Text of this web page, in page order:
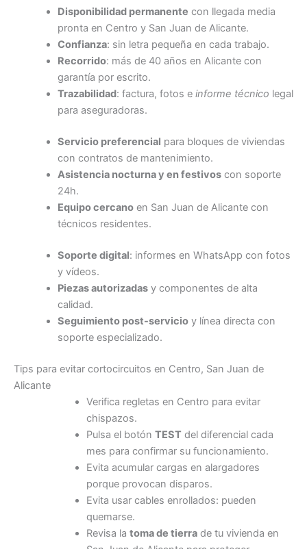
Disponibilidad permanente con llegada media
pronta en Centro y San Juan de Alicante.
Confianza: sin letra pequeña en cada trabajo.
Recorrido: más de 40 años en Alicante con
garantía por escrito.
Trazabilidad: factura, fotos e informe técnico legal
para aseguradoras.
Servicio preferencial para bloques de viviendas
con contratos de mantenimiento.
Asistencia nocturna y en festivoscon soporte
24h.
Equipo cercanoen San Juan de Alicante con
técnicos residentes.
Soporte digital: informes en WhatsApp con fotos
y vídeos.
Piezas autorizadasy componentes de alta
calidad.
Seguimiento post-servicioy línea directa con
soporte especializado.
Tips para evitar cortocircuitos en Centro, San Juan de
Alicante
Verifica regletas en Centro para evitar
chispazos.
Pulsa el botón TESTdel diferencial cada
mes para confirmar su funcionamiento.
Evita acumular cargas en alargadores
porque provocan disparos.
Evita usar cables enrollados: pueden
quemarse.
Revisa la toma de tierrade tu vivienda en